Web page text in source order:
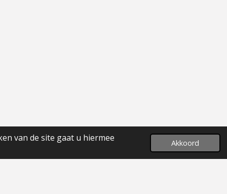
van de site gaat u hiermee Akkoord